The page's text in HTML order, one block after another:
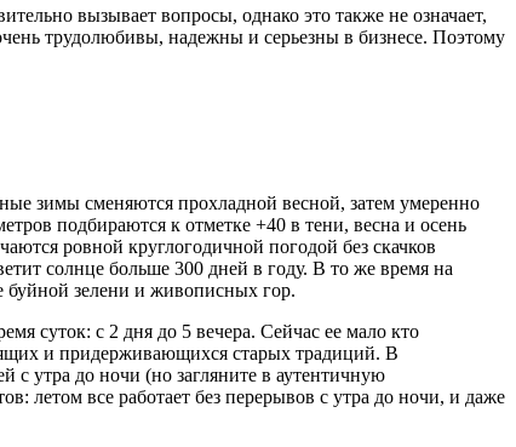
вызывает вопросы, однако это также не означает,
трудолюбивы, надежны и серьезны в бизнесе. Поэтому
зимы сменяются прохладной весной, затем умеренно
подбираются к отметке +40 в тени, весна и осень
ровной круглогодичной погодой без скачков
солнце больше 300 дней в году. В то же время на
буйной зелени и живописных гор.
суток: с 2 дня до 5 вечера. Сейчас ее мало кто
и придерживающихся старых традиций. В
с утра до ночи (но загляните в аутентичную
летом все работает без перерывов с утра до ночи, и даже